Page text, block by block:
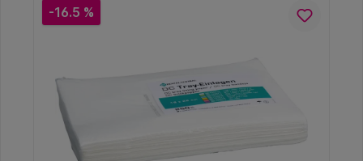
-16.5 %